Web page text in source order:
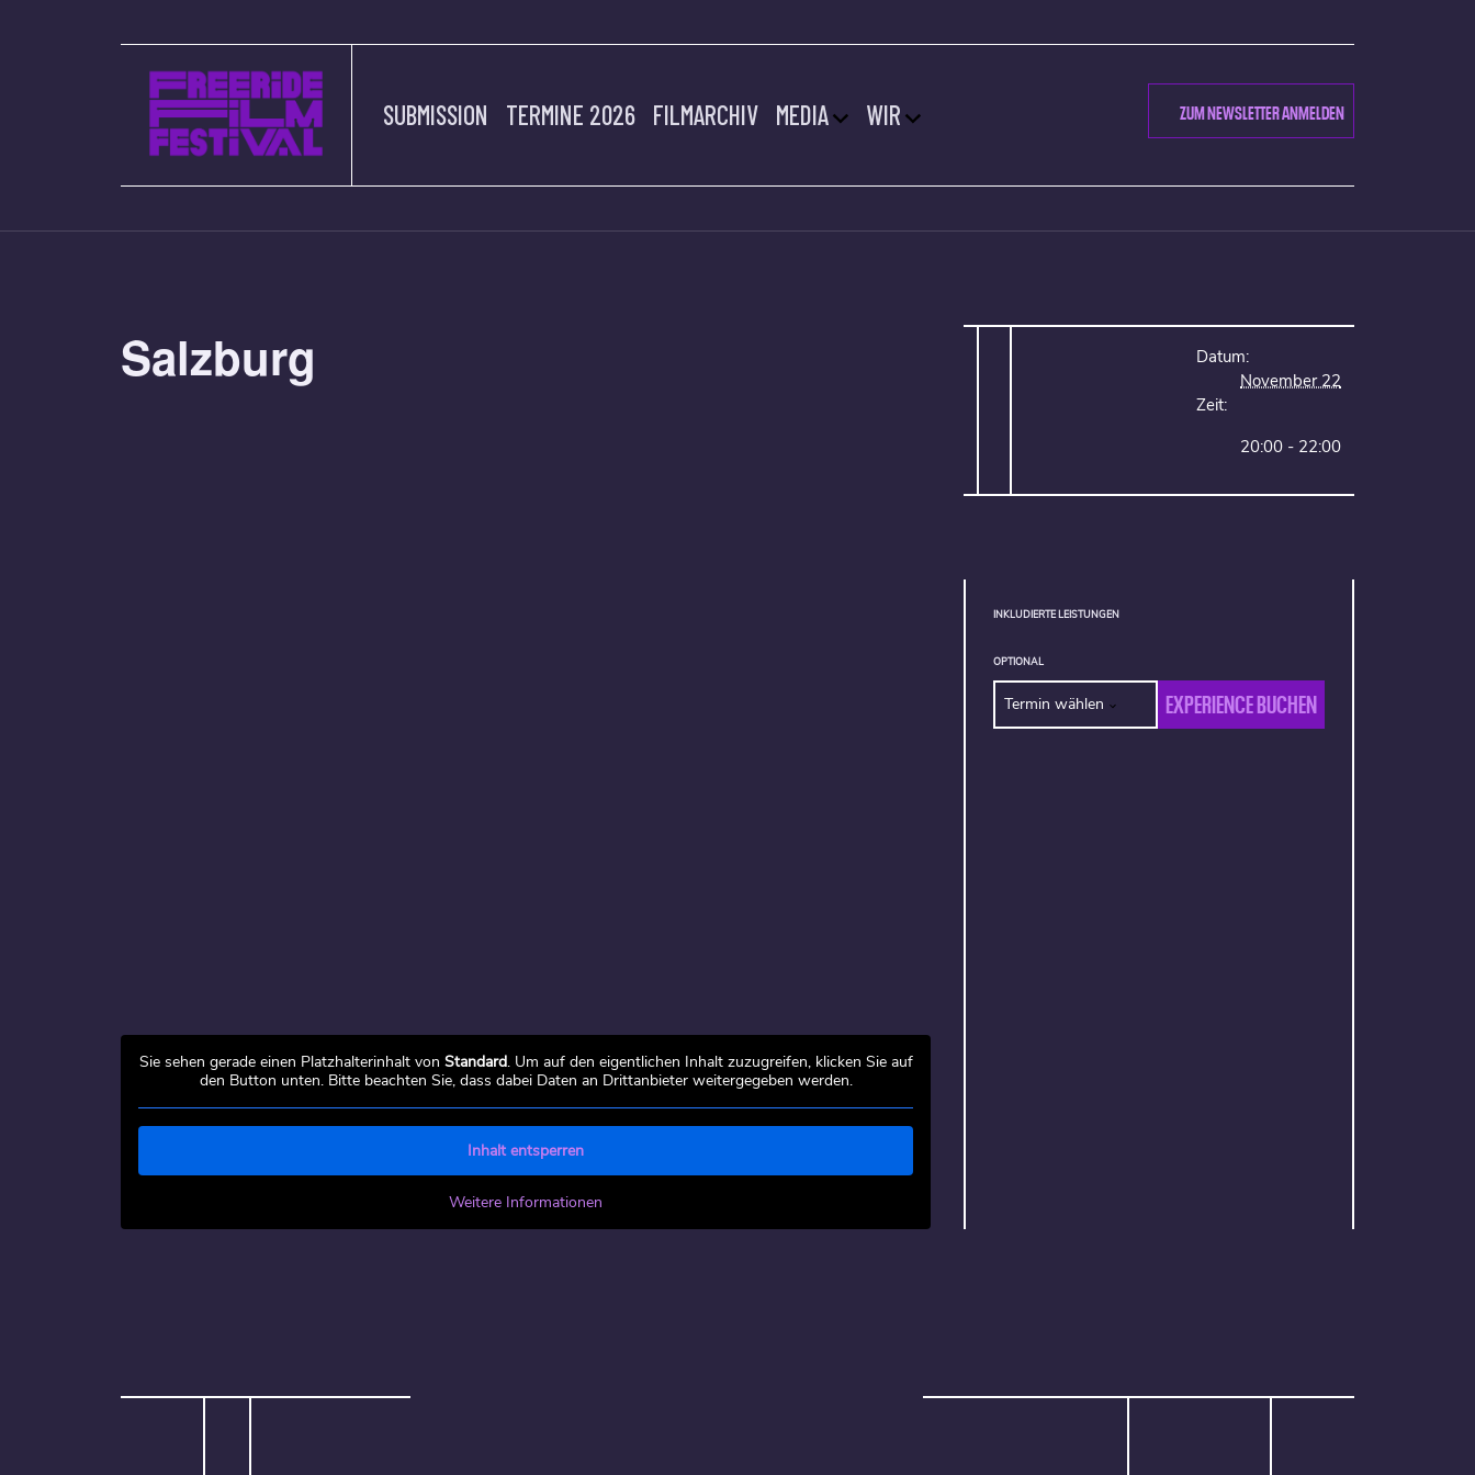
SUBMISSION TERMINE 2026 FILMARCHIV MEDIA WIR ZUM NEWSLETTER ANMELDEN
Salzburg
Datum:
November 22
Zeit:
20:00 - 22:00
Sie sehen gerade einen Platzhalterinhalt von Standard. Um auf den eigentlichen Inhalt zuzugreifen, klicken Sie auf
den Button unten. Bitte beachten Sie, dass dabei Daten an Drittanbieter weitergegeben werden.
Inhalt entsperren
Weitere Informationen
INKLUDIERTE LEISTUNGEN
OPTIONAL
Termin wählen EXPERIENCE BUCHEN